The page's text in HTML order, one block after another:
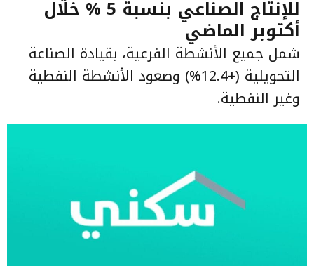
للإنتاج الصناعي بنسبة 5 % خلال
أكتوبر الماضي
شمل جميع الأنشطة الفرعية، بقيادة الصناعة
التحويلية (+12.4%) وصعود الأنشطة النفطية
وغير النفطية.